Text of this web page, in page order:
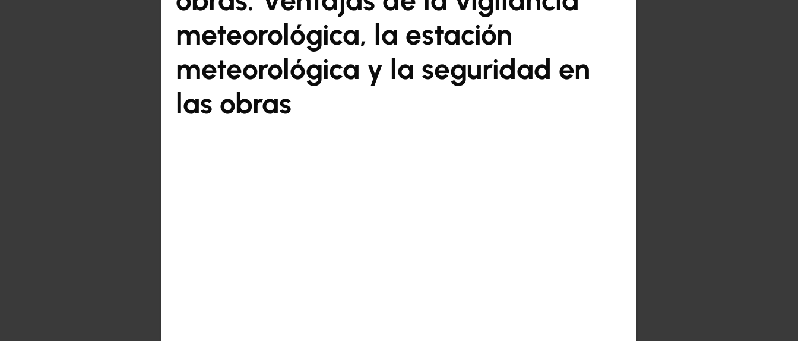
meteorológica, la estación
meteorológica y la seguridad en
las obras